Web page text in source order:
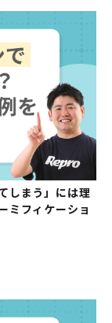
しまう」には理
ミフィケーショ